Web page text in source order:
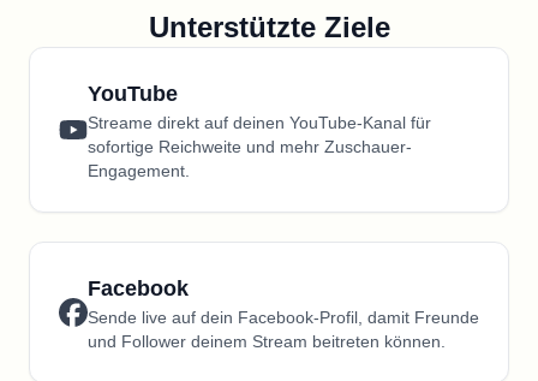
Unterstützte Ziele
YouTube
Streame direkt auf deinen YouTube-Kanal für
sofortige Reichweite und mehr Zuschauer-
Engagement.
Facebook
Sende live auf dein Facebook-Profil, damit Freunde
und Follower deinem Stream beitreten können.